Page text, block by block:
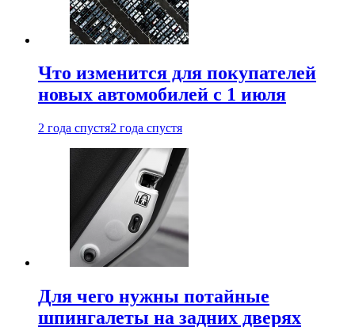
Что изменится для покупателей
новых автомобилей с 1 июля
2 года спустя2 года спустя
Для чего нужны потайные
шпингалеты на задних дверях